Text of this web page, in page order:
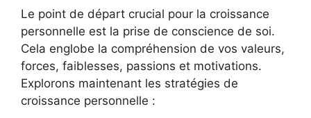
Le point de départ crucial pour la croissance
personnelle est la prise de conscience de soi.
Cela englobe la compréhension de vos valeurs,
forces, faiblesses, passions et motivations.
Explorons maintenant les stratégies de
croissance personnelle :